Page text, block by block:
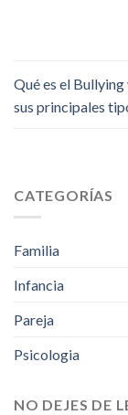
Qué es el Bullying
sus principales
CATEGORÍAS
Familia
Infancia
Pareja
Psicologia
NO DEJES DE